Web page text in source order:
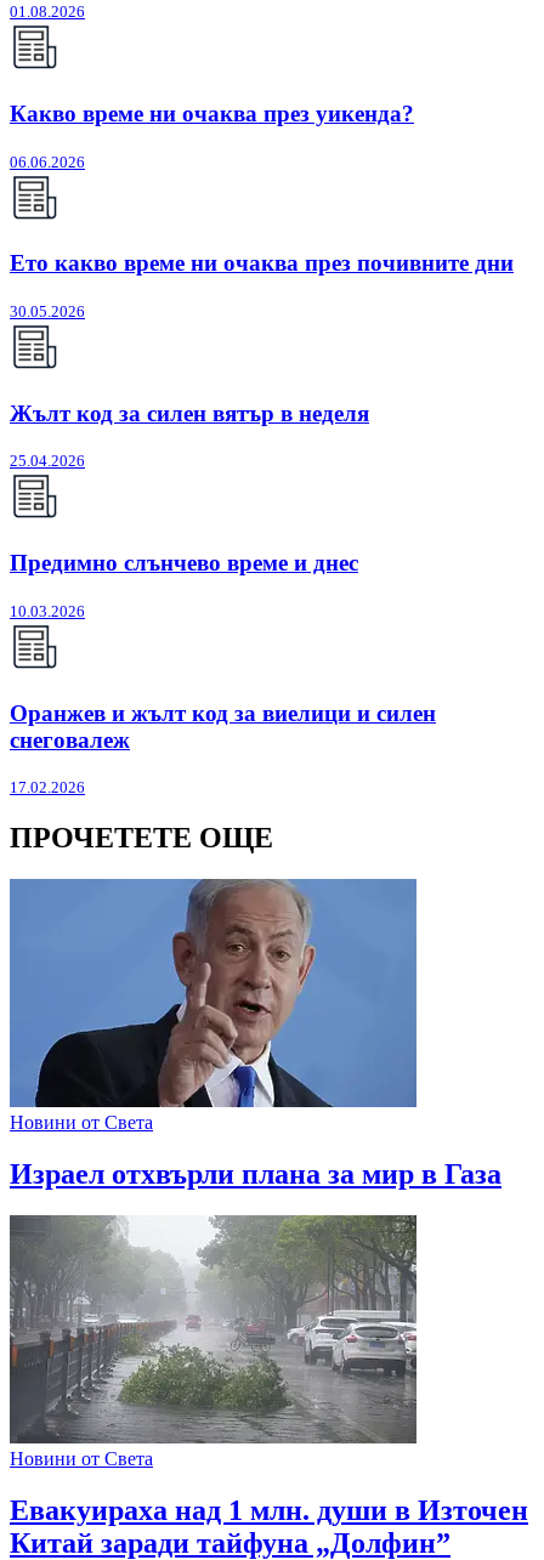
01.08.2026
Какво време ни очаква през уикенда?
06.06.2026
Ето какво време ни очаква през почивните дни
30.05.2026
Жълт код за силен вятър в неделя
25.04.2026
Предимно слънчево време и днес
10.03.2026
Оранжев и жълт код за виелици и силен
снеговалеж
17.02.2026
ПРОЧЕТЕТЕ ОЩЕ
Новини от Света
Израел отхвърли плана за мир в Газа
Новини от Света
Евакуираха над 1 млн. души в Източен
Китай заради тайфуна „Долфин”